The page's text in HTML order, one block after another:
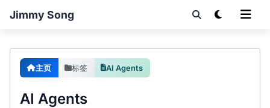
Jimmy Song
主页 标签 AI Agents
AI Agents